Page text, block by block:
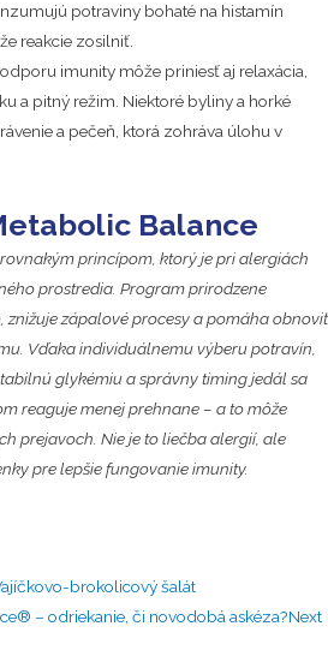
potraviny bohaté na histamín
reakcie zosilniť.
imunity môže priniesť aj relaxácia,
a pitný režim. Niektoré byliny a horké
a pečeň, ktorá zohráva úlohu v
Balance
princípom, ktorý je pri alergiách
prostredia. Program prirodzene
zápalové procesy a pomáha obnoviť
Vďaka individuálnemu výberu potravín,
glykémiu a správny timing jedál sa
reaguje menej prehnane – a to môže
prejavoch. Nie je to liečba alergií, ale
pre lepšie fungovanie imunity.
brokolicový šalát
– odriekanie, či novodobá askéza?Next